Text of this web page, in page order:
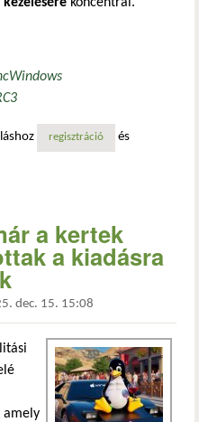
Windows
hibajavítások hete a stabil kiadás
regisztráció és
a kertek
a kiadásra
dec. 15. 15:08
amely